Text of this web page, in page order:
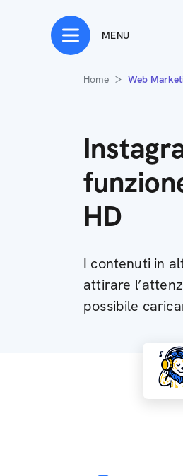
MENU
Home Web
HD
I contenuti in
attirare
possibile